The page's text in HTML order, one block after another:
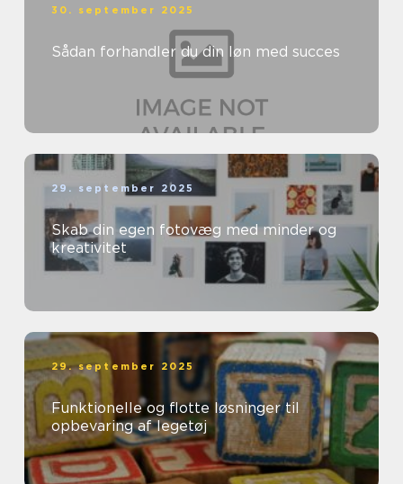
30. september 2025
Sådan forhandler du din løn med succes
29. september 2025
Skab din egen fotovæg med minder og
kreativitet
29. september 2025
Funktionelle og flotte løsninger til
opbevaring af legetøj